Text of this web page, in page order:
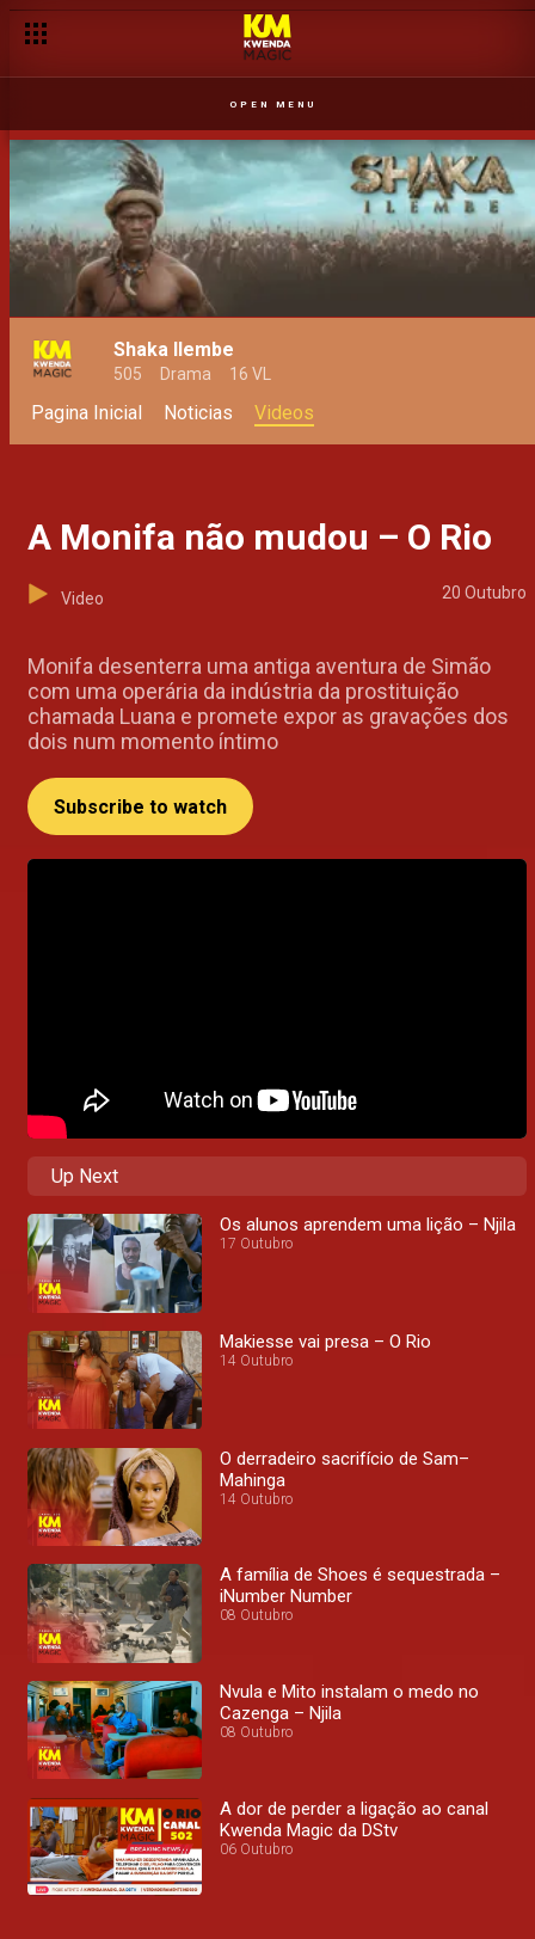
OPEN MENU
Shaka Ilembe
505 Drama 16 VL
Pagina Inicial Noticias Videos
A Monifa não mudou – O Rio
Video 20 Outubro
Monifa desenterra uma antiga aventura de Simão
com uma operária da indústria da prostituição
chamada Luana e promete expor as gravações dos
dois num momento íntimo
Subscribe to watch
Up Next
Os alunos aprendem uma lição – Njila
17 Outubro
Makiesse vai presa – O Rio
14 Outubro
O derradeiro sacrifício de Sam–
Mahinga
14 Outubro
A família de Shoes é sequestrada –
iNumber Number
08 Outubro
Nvula e Mito instalam o medo no
Cazenga – Njila
08 Outubro
A dor de perder a ligação ao canal
Kwenda Magic da DStv
06 Outubro
Kiene solidariza-se com a sua mãe – O Rio